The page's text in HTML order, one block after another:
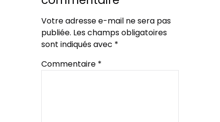
Votre adresse e-mail ne sera pas
publiée. Les champs obligatoires
sont indiqués avec *
Commentaire *